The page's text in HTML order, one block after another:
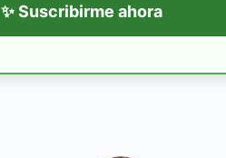
✨ Suscribirme ahora